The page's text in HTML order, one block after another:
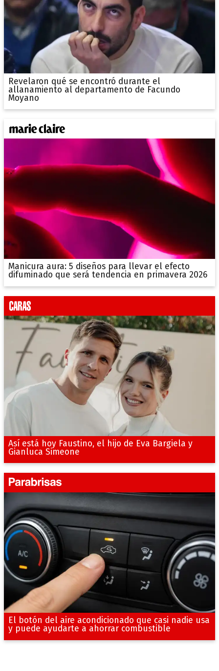
Revelaron qué se encontró durante el
allanamiento al departamento de Facundo
Moyano
Manicura aura: 5 diseños para llevar el efecto
difuminado que será tendencia en primavera 2026
Así está hoy Faustino, el hijo de Eva Bargiela y
Gianluca Simeone
El botón del aire acondicionado que casi nadie usa
y puede ayudarte a ahorrar combustible